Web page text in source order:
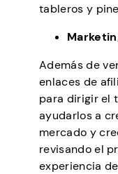
tableros y
Además de
enlaces de
para dirigir el
ayudarlos a
mercado y
revisando el
experiencia